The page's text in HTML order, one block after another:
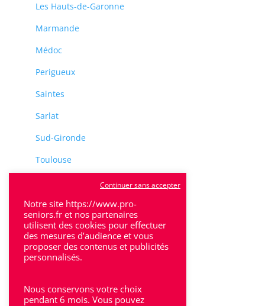
Les Hauts-de-Garonne
Marmande
Médoc
Perigueux
Saintes
Sarlat
Sud-Gironde
Toulouse
Villeneuve-Sur-Lot
Bron
Notre site https://www.pro-
seniors.fr et nos partenaires
utilisent des cookies pour effectuer
des mesures d’audience et vous
proposer des contenus et publicités
personnalisés.
Nous conservons votre choix
pendant 6 mois. Vous pouvez
Continuer sans accepter